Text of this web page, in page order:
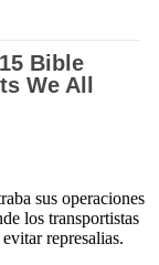
sus operaciones
los transportistas
represalias.